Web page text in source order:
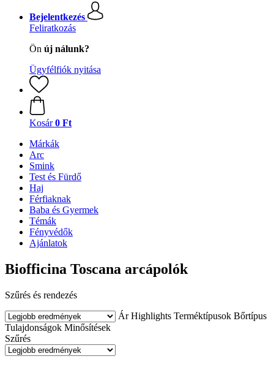
Bejelentkezés
Feliratkozás
Ön új nálunk?
Ügyfélfiók nyitása
Kosár 0 Ft
Márkák
Arc
Smink
Test és Fürdő
Haj
Férfiaknak
Baba és Gyermek
Témák
Fényvédők
Ajánlatok
Biofficina Toscana arcápolók
Szűrés és rendezés
Ár Highlights Terméktípusok Bőrtípus
Tulajdonságok Minősítések
Szűrés